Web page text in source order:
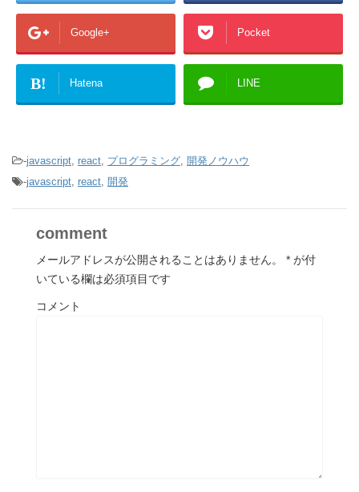
Google+ Pocket
B! Hatena LINE
-javascript react プログラミング 開発ノウハウ
-javascript react 開発
comment
メールアドレスが公開されることはありません。 * が付
いている欄は必須項目です
コメント